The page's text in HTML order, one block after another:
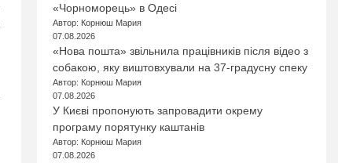
«Чорноморець» в Одесі
Автор: Корнюш Мария
07.08.2026
«Нова пошта» звільнила працівників після відео з
собакою, яку виштовхували на 37-градусну спеку
Автор: Корнюш Мария
07.08.2026
У Києві пропонують запровадити окрему
програму порятунку каштанів
Автор: Корнюш Мария
07.08.2026